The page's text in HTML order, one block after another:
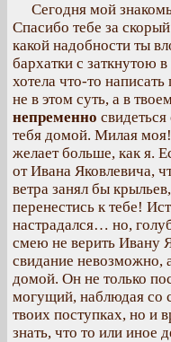
Сегодня мой
Спасибо тебе за
какой надобности ты
бархатки с заткнутою
хотела что-то
не в этом суть, а в
непременно
тебя домой. Милая
желает больше, как я.
от Ивана Яковлевича,
ветра занял бы
перенестись к тебе!
настрадался… но,
смею не верить Ивану
свидание невозможно,
домой. Он не только
могущий, наблюдая со
твоих поступках, но и
знать, что то или иное